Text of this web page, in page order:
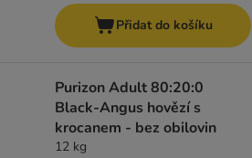
Přidat do košíku
Purizon Adult 80:20:0
Black-Angus hovězí s
krocanem - bez obilovin
12 kg